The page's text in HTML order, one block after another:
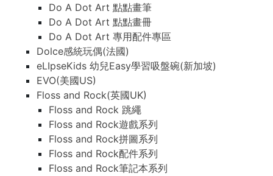
Do A Dot Art 點點畫筆
Do A Dot Art 點點畫冊
Do A Dot Art 專用配件專區
Dolce感統玩偶(法國)
eLIpseKids 幼兒Easy學習吸盤碗(新加坡)
EVO(美國US)
Floss and Rock(英國UK)
Floss and Rock 跳繩
Floss and Rock遊戲系列
Floss and Rock拼圖系列
Floss and Rock配件系列
Floss and Rock筆記本系列